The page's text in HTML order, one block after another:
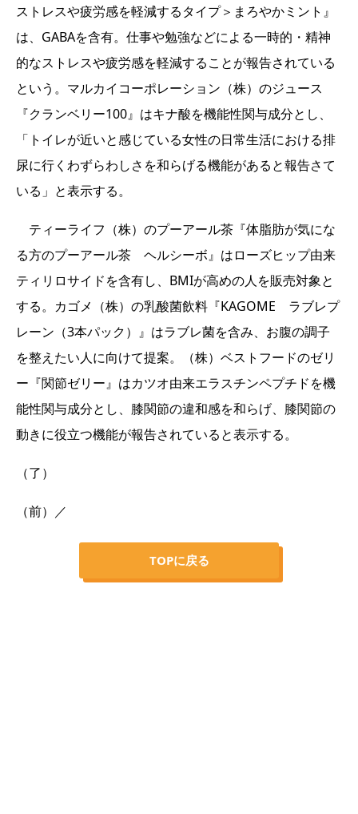
ストレスや疲労感を軽減するタイプ＞まろやかミント』
は、GABAを含有。仕事や勉強などによる一時的・精神
的なストレスや疲労感を軽減することが報告されている
という。マルカイコーポレーション（株）のジュース
『クランベリー100』はキナ酸を機能性関与成分とし、
「トイレが近いと感じている女性の日常生活における排
尿に行くわずらわしさを和らげる機能があると報告さて
いる」と表示する。
ティーライフ（株）のプーアール茶『体脂肪が気にな
る方のプーアール茶 ヘルシーボ』はローズヒップ由来
ティリロサイドを含有し、BMIが高めの人を販売対象と
する。カゴメ（株）の乳酸菌飲料『KAGOME ラブレプ
レーン（3本パック）』はラブレ菌を含み、お腹の調子
を整えたい人に向けて提案。（株）ベストフードのゼリ
ー『関節ゼリー』はカツオ由来エラスチンペプチドを機
能性関与成分とし、膝関節の違和感を和らげ、膝関節の
動きに役立つ機能が報告されていると表示する。
（了）
（前）／
TOPに戻る